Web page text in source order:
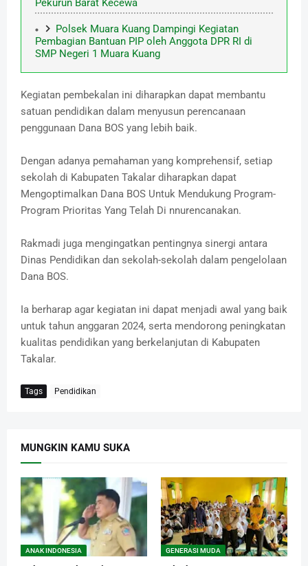
Pekurun Barat Kecewa
Polsek Muara Kuang Dampingi Kegiatan
Pembagian Bantuan PIP oleh Anggota DPR RI di
SMP Negeri 1 Muara Kuang
Kegiatan pembekalan ini diharapkan dapat membantu
satuan pendidikan dalam menyusun perencanaan
penggunaan Dana BOS yang lebih baik.
Dengan adanya pemahaman yang komprehensif, setiap
sekolah di Kabupaten Takalar diharapkan dapat
Mengoptimalkan Dana BOS Untuk Mendukung Program-
Program Prioritas Yang Telah Di nnurencanakan.
Rakmadi juga mengingatkan pentingnya sinergi antara
Dinas Pendidikan dan sekolah-sekolah dalam pengelolaan
Dana BOS.
Ia berharap agar kegiatan ini dapat menjadi awal yang baik
untuk tahun anggaran 2024, serta mendorong peningkatan
kualitas pendidikan yang berkelanjutan di Kabupaten
Takalar.
Tags Pendidikan
MUNGKIN KAMU SUKA
ANAK INDONESIA GENERASI MUDA